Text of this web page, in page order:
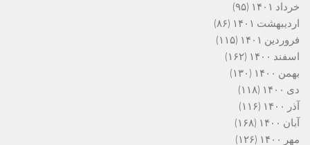
خرداد ۱۴۰۱
(۹۵)
اردیبهشت ۱۴۰۱
(۸۶)
فروردین ۱۴۰۱
(۱۱۵)
اسفند ۱۴۰۰
(۱۶۲)
بهمن ۱۴۰۰
(۱۳۰)
دی ۱۴۰۰
(۱۱۸)
آذر ۱۴۰۰
(۱۱۶)
آبان ۱۴۰۰
(۱۶۸)
مهر ۱۴۰۰
(۱۲۶)